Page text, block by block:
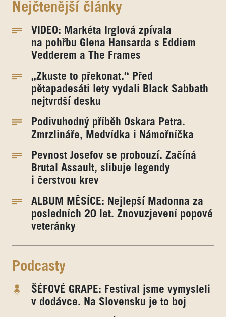
Nejčtenější články
VIDEO: Markéta Irglová zpívala
na pohřbu Glena Hansarda s Eddiem
Vedderem a The Frames
„Zkuste to překonat.“ Před
pětapadesáti lety vydali Black Sabbath
nejtvrdší desku
Podivuhodný příběh Oskara Petra.
Zmrzlináře, Medvídka i Námořníčka
Pevnost Josefov se probouzí. Začíná
Brutal Assault, slibuje legendy
i čerstvou krev
ALBUM MĚSÍCE: Nejlepší Madonna za
posledních 20 let. Znovuzjevení popové
veteránky
Podcasty
ŠÉFOVÉ GRAPE: Festival jsme vymysleli
v dodávce. Na Slovensku je to boj